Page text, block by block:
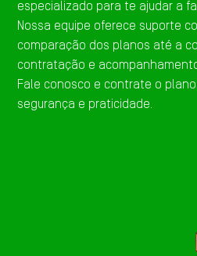
especializado para te ajudar a
Nossa equipe oferece suporte
comparação dos planos até a
contratação e
Fale conosco e contrate o
segurança e praticidade.